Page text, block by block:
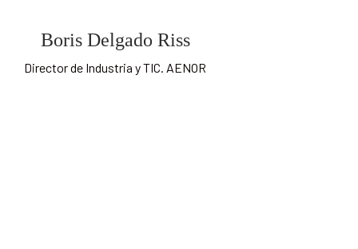
Boris Delgado Riss
Director de Industria y TIC. AENOR